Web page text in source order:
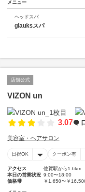
メニュー
ヘッドスパ
glauksスパ
店舗公式
VIZON un
3.07
美容室・ヘアサロン
日祝OK クーポン有
アクセス
佐賀駅から1.6km
本日の営業状況 9:00〜18:00
価格帯
￥1,650〜￥